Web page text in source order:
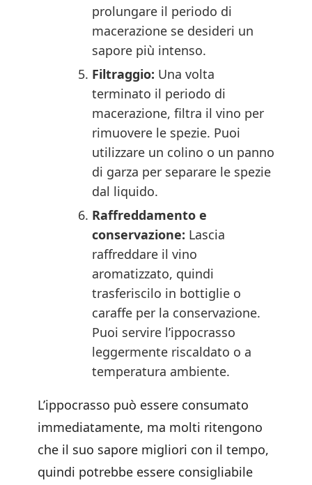
prolungare il periodo di
macerazione se desideri un
sapore più intenso.
Filtraggio: Una volta
terminato il periodo di
macerazione, filtra il vino per
rimuovere le spezie. Puoi
utilizzare un colino o un panno
di garza per separare le spezie
dal liquido.
Raffreddamento e
conservazione: Lascia
raffreddare il vino
aromatizzato, quindi
trasferiscilo in bottiglie o
caraffe per la conservazione.
Puoi servire l’ippocrasso
leggermente riscaldato o a
temperatura ambiente.
L’ippocrasso può essere consumato
immediatamente, ma molti ritengono
che il suo sapore migliori con il tempo,
quindi potrebbe essere consigliabile